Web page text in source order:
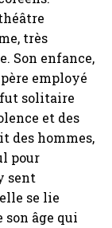
très
Son enfance,
employé
fut solitaire
et des
des hommes,
pour
sent
se lie
son âge qui